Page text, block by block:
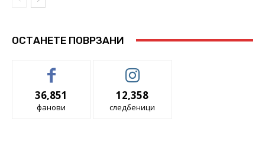
ОСТАНЕТЕ ПОВРЗАНИ
36,851
фанови
12,358
следбеници